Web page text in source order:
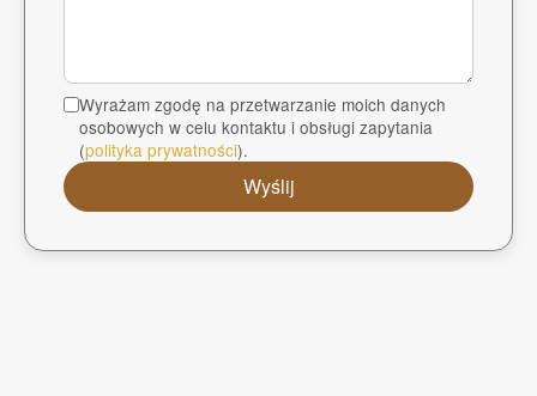
Wyrażam zgodę na przetwarzanie moich danych
osobowych w celu kontaktu i obsługi zapytania
(polityka prywatności).
Wyślij